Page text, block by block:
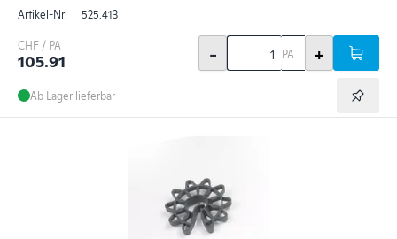
Artikel-Nr: 525.413
CHF / PA
105.91 - PA +
Ab Lager lieferbar